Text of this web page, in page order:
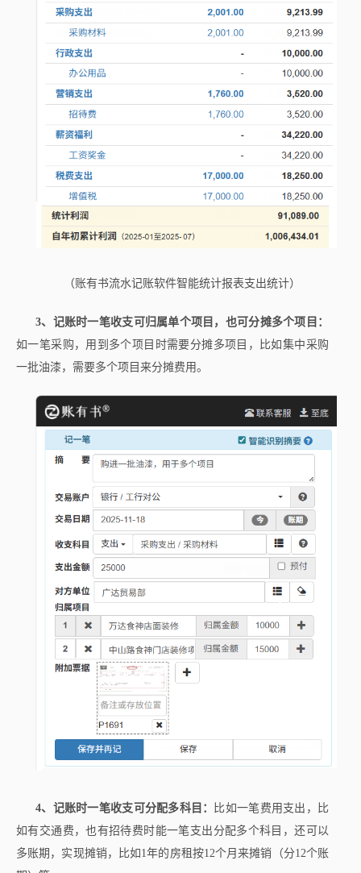
（账有书流水记账软件智能统计报表支出统计）
3、记账时一笔收支可归属单个项目，也可分摊多个项目：
如一笔采购，用到多个项目时需要分摊多项目，比如集中采购
一批油漆，需要多个项目来分摊费用。
4、记账时一笔收支可分配多科目：
比如一笔费用支出，比
如有交通费，也有招待费时能一笔支出分配多个科目，还可以
多账期，实现摊销，比如1年的房租按12个月来摊销（分12个账